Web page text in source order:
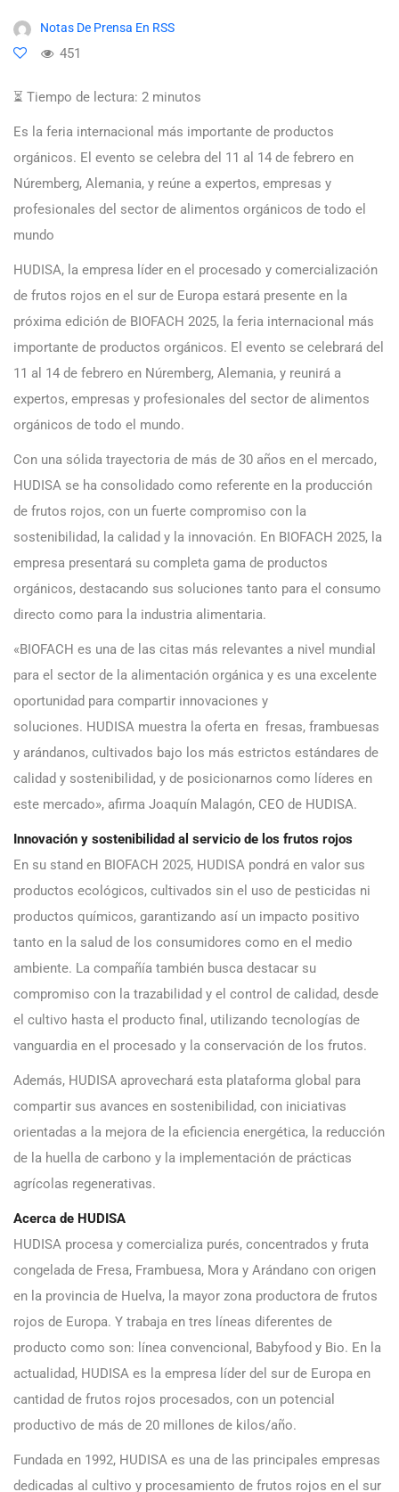
Notas De Prensa En RSS
451
⏳ Tiempo de lectura: 2 minutos
Es la feria internacional más importante de productos
orgánicos. El evento se celebra del 11 al 14 de febrero en
Núremberg, Alemania, y reúne a expertos, empresas y
profesionales del sector de alimentos orgánicos de todo el
mundo
HUDISA, la empresa líder en el procesado y comercialización
de frutos rojos en el sur de Europa estará presente en la
próxima edición de BIOFACH 2025, la feria internacional más
importante de productos orgánicos. El evento se celebrará del
11 al 14 de febrero en Núremberg, Alemania, y reunirá a
expertos, empresas y profesionales del sector de alimentos
orgánicos de todo el mundo.
Con una sólida trayectoria de más de 30 años en el mercado,
HUDISA se ha consolidado como referente en la producción
de frutos rojos, con un fuerte compromiso con la
sostenibilidad, la calidad y la innovación. En BIOFACH 2025, la
empresa presentará su completa gama de productos
orgánicos, destacando sus soluciones tanto para el consumo
directo como para la industria alimentaria.
«BIOFACH es una de las citas más relevantes a nivel mundial
para el sector de la alimentación orgánica y es una excelente
oportunidad para compartir innovaciones y
soluciones. HUDISA muestra la oferta en fresas, frambuesas
y arándanos, cultivados bajo los más estrictos estándares de
calidad y sostenibilidad, y de posicionarnos como líderes en
este mercado», afirma Joaquín Malagón, CEO de HUDISA.
Innovación y sostenibilidad al servicio de los frutos rojos
En su stand en BIOFACH 2025, HUDISA pondrá en valor sus
productos ecológicos, cultivados sin el uso de pesticidas ni
productos químicos, garantizando así un impacto positivo
tanto en la salud de los consumidores como en el medio
ambiente. La compañía también busca destacar su
compromiso con la trazabilidad y el control de calidad, desde
el cultivo hasta el producto final, utilizando tecnologías de
vanguardia en el procesado y la conservación de los frutos.
Además, HUDISA aprovechará esta plataforma global para
compartir sus avances en sostenibilidad, con iniciativas
orientadas a la mejora de la eficiencia energética, la reducción
de la huella de carbono y la implementación de prácticas
agrícolas regenerativas.
Acerca de HUDISA
HUDISA procesa y comercializa purés, concentrados y fruta
congelada de Fresa, Frambuesa, Mora y Arándano con origen
en la provincia de Huelva, la mayor zona productora de frutos
rojos de Europa. Y trabaja en tres líneas diferentes de
producto como son: línea convencional, Babyfood y Bio. En la
actualidad, HUDISA es la empresa líder del sur de Europa en
cantidad de frutos rojos procesados, con un potencial
productivo de más de 20 millones de kilos/año.
Fundada en 1992, HUDISA es una de las principales empresas
dedicadas al cultivo y procesamiento de frutos rojos en el sur